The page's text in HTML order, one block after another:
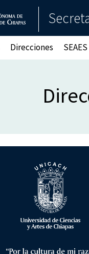
Direcciones SEAES